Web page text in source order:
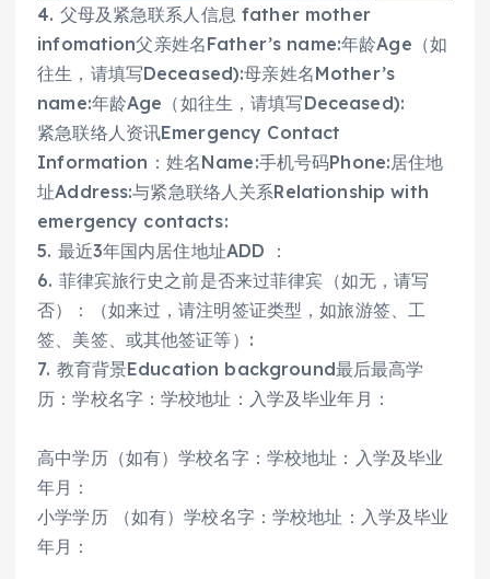
4. 父母及紧急联系人信息 father mother
infomation父亲姓名Father’s name:年龄Age（如
往生，请填写Deceased):母亲姓名Mother’s
name:年龄Age（如往生，请填写Deceased):
紧急联络人资讯Emergency Contact
Information：姓名Name:手机号码Phone:居住地
址Address:与紧急联络人关系Relationship with
emergency contacts:
5. 最近3年国内居住地址ADD ：
6. 菲律宾旅行史之前是否来过菲律宾（如无，请写
否）：（如来过，请注明签证类型，如旅游签、工
签、美签、或其他签证等）:
7. 教育背景Education background最后最高学
历：学校名字：学校地址：入学及毕业年月：
高中学历（如有）学校名字：学校地址：入学及毕业
年月：
小学学历 （如有）学校名字：学校地址：入学及毕业
年月：